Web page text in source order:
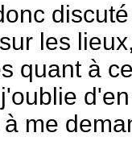
les
quant à
me